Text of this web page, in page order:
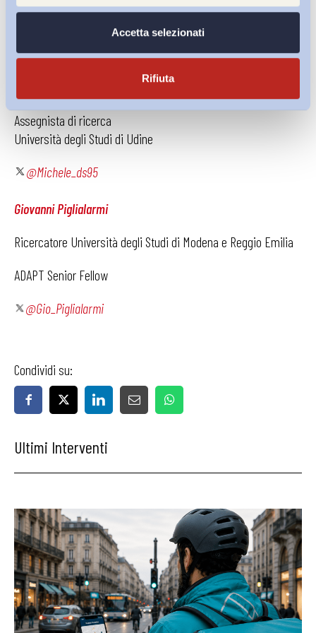
Accetta selezionati
Rifiuta
avverso i provvedimenti degli enti previdenziali – sebbene
l’efficacia di una tale strategia sia poi tutta da verificare alla
“prova dei fatti”.
Assegnista di ricerca
Università degli Studi di Udine
@Michele_ds95
Giovanni Piglialarmi
Ricercatore Università degli Studi di Modena e Reggio Emilia
ADAPT Senior Fellow
@Gio_Piglialarmi
Condividi su:
Ultimi Interventi